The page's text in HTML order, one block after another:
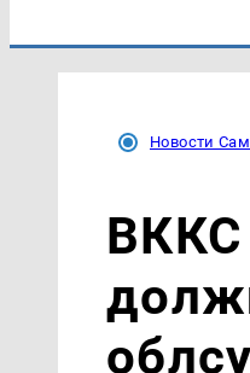
Новости
ВККС